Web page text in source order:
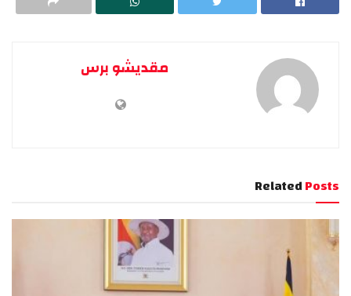
مقديشو برس
RelatedPosts